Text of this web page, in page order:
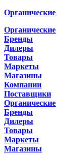
Органические
Органические
Бренды
Дилеры
Товары
Маркеты
Магазины
Компании
Поставщики
Органические
Бренды
Дилеры
Товары
Маркеты
Магазины